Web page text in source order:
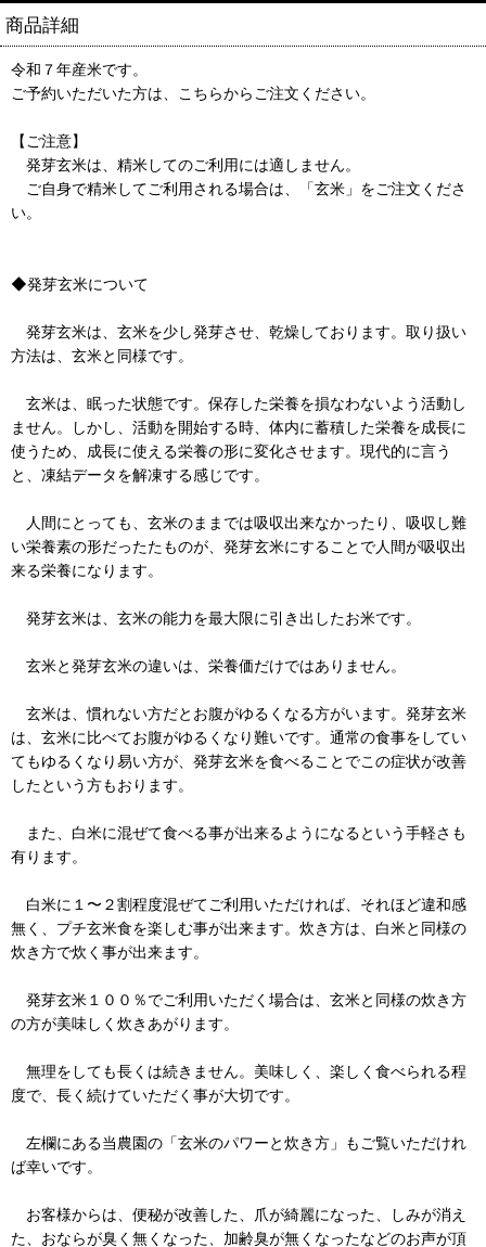
商品詳細
令和７年産米です。
ご予約いただいた方は、こちらからご注文ください。
【ご注意】
発芽玄米は、精米してのご利用には適しません。
ご自身で精米してご利用される場合は、「玄米」をご注文くださ
い。
◆発芽玄米について
発芽玄米は、玄米を少し発芽させ、乾燥しております。取り扱い
方法は、玄米と同様です。
玄米は、眠った状態です。保存した栄養を損なわないよう活動し
ません。しかし、活動を開始する時、体内に蓄積した栄養を成長に
使うため、成長に使える栄養の形に変化させます。現代的に言う
と、凍結データを解凍する感じです。
人間にとっても、玄米のままでは吸収出来なかったり、吸収し難
い栄養素の形だったたものが、発芽玄米にすることで人間が吸収出
来る栄養になります。
発芽玄米は、玄米の能力を最大限に引き出したお米です。
玄米と発芽玄米の違いは、栄養価だけではありません。
玄米は、慣れない方だとお腹がゆるくなる方がいます。発芽玄米
は、玄米に比べてお腹がゆるくなり難いです。通常の食事をしてい
てもゆるくなり易い方が、発芽玄米を食べることでこの症状が改善
したという方もおります。
また、白米に混ぜて食べる事が出来るようになるという手軽さも
有ります。
白米に１〜２割程度混ぜてご利用いただければ、それほど違和感
無く、プチ玄米食を楽しむ事が出来ます。炊き方は、白米と同様の
炊き方で炊く事が出来ます。
発芽玄米１００％でご利用いただく場合は、玄米と同様の炊き方
の方が美味しく炊きあがります。
無理をしても長くは続きません。美味しく、楽しく食べられる程
度で、長く続けていただく事が大切です。
左欄にある当農園の「玄米のパワーと炊き方」もご覧いただけれ
ば幸いです。
お客様からは、便秘が改善した、爪が綺麗になった、しみが消え
た、おならが臭く無くなった、加齢臭が無くなったなどのお声が頂